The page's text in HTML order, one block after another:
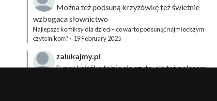
Można też podsuną krzyżówkęteż świetnie
wzbogaca słownictwo
Najlepsze komiksy dla dzieci – co warto podsunąć najmłodszym
czytelnikom? · 19 February 2025
zalukajmy.pl
Super książka fajnie się czyta, ale też polecam